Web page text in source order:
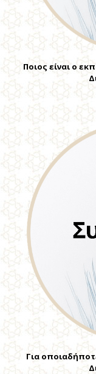
Ποιος είναι ο
Για